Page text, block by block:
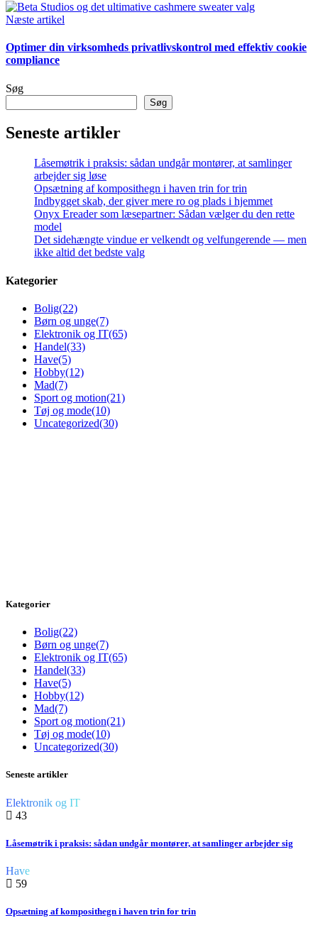
Næste artikel
Optimer din virksomheds privatlivskontrol med effektiv cookie
compliance
Søg
Søg
Seneste artikler
Låsemøtrik i praksis: sådan undgår montører, at samlinger
arbejder sig løse
Opsætning af komposithegn i haven trin for trin
Indbygget skab, der giver mere ro og plads i hjemmet
Onyx Ereader som læsepartner: Sådan vælger du den rette
model
Det sidehængte vindue er velkendt og velfungerende — men
ikke altid det bedste valg
Kategorier
Bolig(22)
Børn og unge(7)
Elektronik og IT(65)
Handel(33)
Have(5)
Hobby(12)
Mad(7)
Sport og motion(21)
Tøj og mode(10)
Uncategorized(30)
Kategorier
Bolig(22)
Børn og unge(7)
Elektronik og IT(65)
Handel(33)
Have(5)
Hobby(12)
Mad(7)
Sport og motion(21)
Tøj og mode(10)
Uncategorized(30)
Seneste artikler
Elektronik og IT
43
Låsemøtrik i praksis: sådan undgår montører, at samlinger arbejder sig
Have
59
Opsætning af komposithegn i haven trin for trin